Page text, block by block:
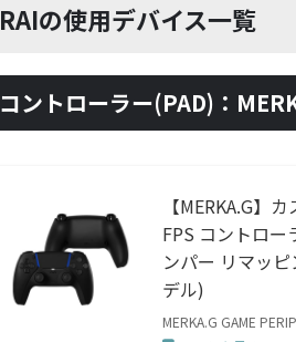
RAIの使用デバイス一覧
コントローラー(PAD)：
【MERKA.G】
FPS コントロ
ンパー リマッ
デル)
MERKA.G GAME